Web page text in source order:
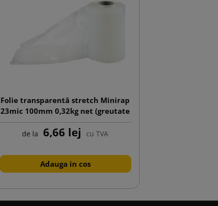
Folie transparentă stretch Minirap
23mic 100mm 0,32kg net (greutate
fără rolă)
de la 6,66 lej cu TVA
Adauga in cos